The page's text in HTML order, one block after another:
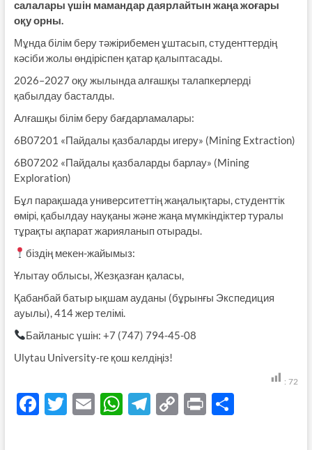
салалары үшін мамандар даярлайтын жаңа жоғары
оқу орны.
Мұнда білім беру тәжірибемен ұштасып, студенттердің
кәсіби жолы өндіріспен қатар қалыптасады.
2026–2027 оқу жылында алғашқы талапкерлерді
қабылдау басталды.
Алғашқы білім беру бағдарламалары:
6B07201 «Пайдалы қазбаларды игеру» (Mining Extraction)
6B07202 «Пайдалы қазбаларды барлау» (Mining
Exploration)
Бұл парақшада университеттің жаңалықтары, студенттік
өмірі, қабылдау науқаны және жаңа мүмкіндіктер туралы
тұрақты ақпарат жарияланып отырады.
біздің мекен-жайымыз:
Ұлытау облысы, Жезқазған қаласы,
Қабанбай батыр ықшам ауданы (бұрынғы Экспедиция
ауылы), 414 жер телімі.
Байланыс үшін: +7 (747) 794-45-08
Ulytau University-ге қош келдіңіз!
: 72
F T E WT C P S